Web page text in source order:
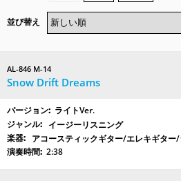
並び替え
AL-846 M-14
Snow Drift Dreams
ライトVer.
イージーリスニング
アコースティックギター/エレキギター
2:38